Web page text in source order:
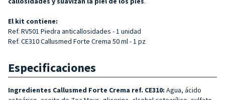
El kit contiene:
Ref. RV501 Piedra anticallosidades - 1 unidad
Ref. CE310 Callusmed Forte Crema 50 ml - 1 pz
Especificaciones
Ingredientes Callusmed Forte Crema ref. CE310: Agua, ácido